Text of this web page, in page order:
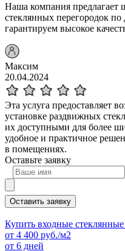
Наша компания
стеклянных перегородок
гарантируем высокое
Максим
20.04.2024
Эта услуга предоставляет
установке раздвижных
их доступными для более
удобное и практичное
в помещениях.
Оставьте заявку
Оставить заявку
Купить входные
от 4 400 руб./м2
от 6 дней